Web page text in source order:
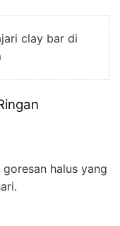
clay bar di
halus yang